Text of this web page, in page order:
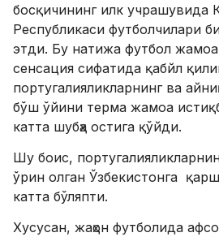
босқичининг илк учрашувида
Республикаси футболчилари
этди. Бу натижа футбол
сенсация сифатида қабйл
португалияликларнинг ва
бўш ўйини терма жамоа
катта шубҳа остига қўйди.
Шу боис,
ўрин олган Ўзбекистонга
катта бўляпти.
Хусусан, жаҳон футболида